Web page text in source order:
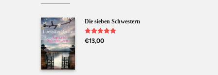
Die sieben Schwestern
Bewertet mit
5.00von 5
€13,00